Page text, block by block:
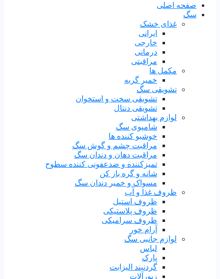
صفحه اصلی
سگ
غذای خشک
ایرانی
خارجی
درمانی
مراقبتی
مکمل ها
خمیر گربه
تشویقی سگ
تشویقی سخت و استخوان
تشویقی دنتال
لوازم بهداشتی
شامپوی سگ
خوشبو کننده ها
مراقبت چشم و گوش سگ
مراقبت دهان و دندان سگ
تمیزکننده و ضدعفونی کننده سطوح
شانه و گره باز کن
مسواک و خمیر دندان سگ
ظروف غذا و آب
ظروف استیل
ظروف پلاستیکی
ظروف سرامیکی
آرام خور
لوازم جانبی سگ
لباس
پارک
گردنبند الیزابت
زیورآلات